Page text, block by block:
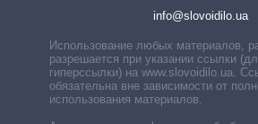
info@slovoidilo.ua
Использование любых материалов,
разрешается при указании ссылки
гиперссылки) на www.slovoidilo.ua.
обязательна вне зависимости от
использования материалов.